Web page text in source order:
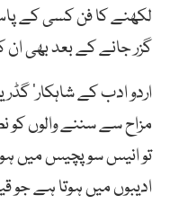
لکھنے کا فن کسی کے
گزر جانے کے بعد بھی ان
اردو ادب کے شاہکار’
مزاح سے سننے والوں کو
تو انیس سو پچیس میں
ادیبوں میں ہوتا ہے جو